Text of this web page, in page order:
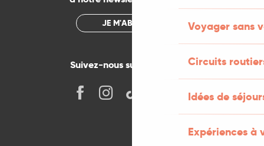
Voyager sans
Circuits
Idées de
Expériences à
JE M'ABONNE
Suivez-nous sur les réseaux !